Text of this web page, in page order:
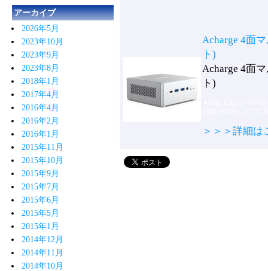
アーカイブ
2026年5月
2023年10月
2023年9月
2023年8月
2018年1月
2017年4月
2016年4月
2016年2月
2016年1月
2015年11月
2015年10月
2015年9月
2015年7月
2015年6月
2015年5月
2015年1月
2014年12月
2014年11月
2014年10月
Acharge 4面
ト)
Acharge 4面
ト)
＞＞＞詳細は